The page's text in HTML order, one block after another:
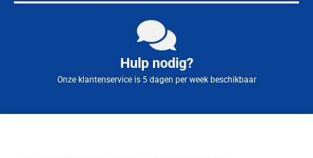
Hulp nodig?
Onze klantenservice is 5 dagen per week beschikbaar